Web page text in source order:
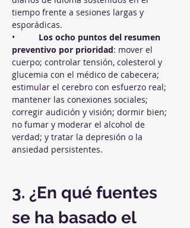
tiempo frente a sesiones largas y
esporádicas.
• Los ocho puntos del resumen
preventivo por prioridad: mover el
cuerpo; controlar tensión, colesterol y
glucemia con el médico de cabecera;
estimular el cerebro con esfuerzo real;
mantener las conexiones sociales;
corregir audición y visión; dormir bien;
no fumar y moderar el alcohol de
verdad; y tratar la depresión o la
ansiedad persistentes.
3. ¿En qué fuentes
se ha basado el